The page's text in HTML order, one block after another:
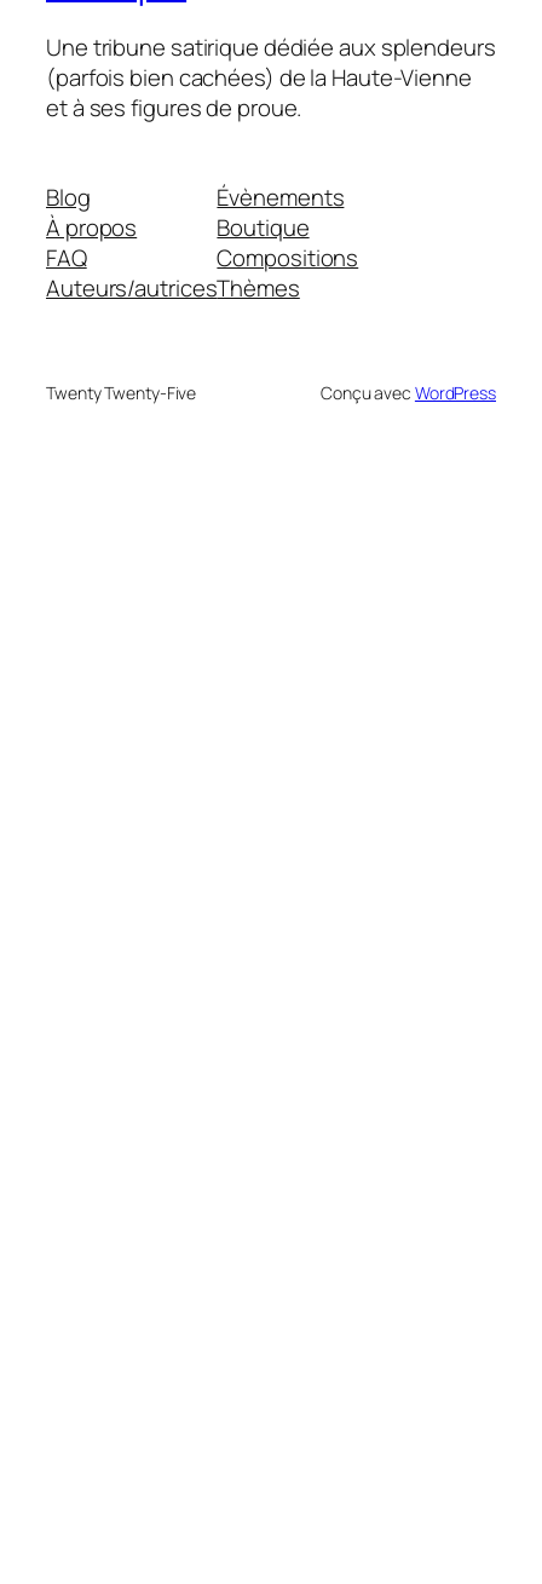
Une tribune satirique dédiée aux splendeurs
(parfois bien cachées) de la Haute-Vienne
et à ses figures de proue.
Blog
À propos
FAQ
Auteurs/autrices
Évènements
Boutique
Compositions
Thèmes
Twenty Twenty-Five Conçu avec WordPress